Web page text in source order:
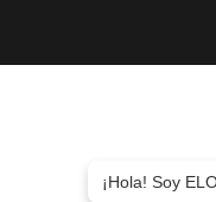
¡Hola! Soy